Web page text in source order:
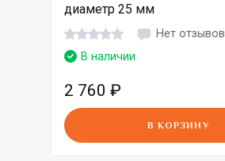
диаметр 25 мм
Нет отзывов
В наличии
2 760 ₽
В КОРЗИНУ